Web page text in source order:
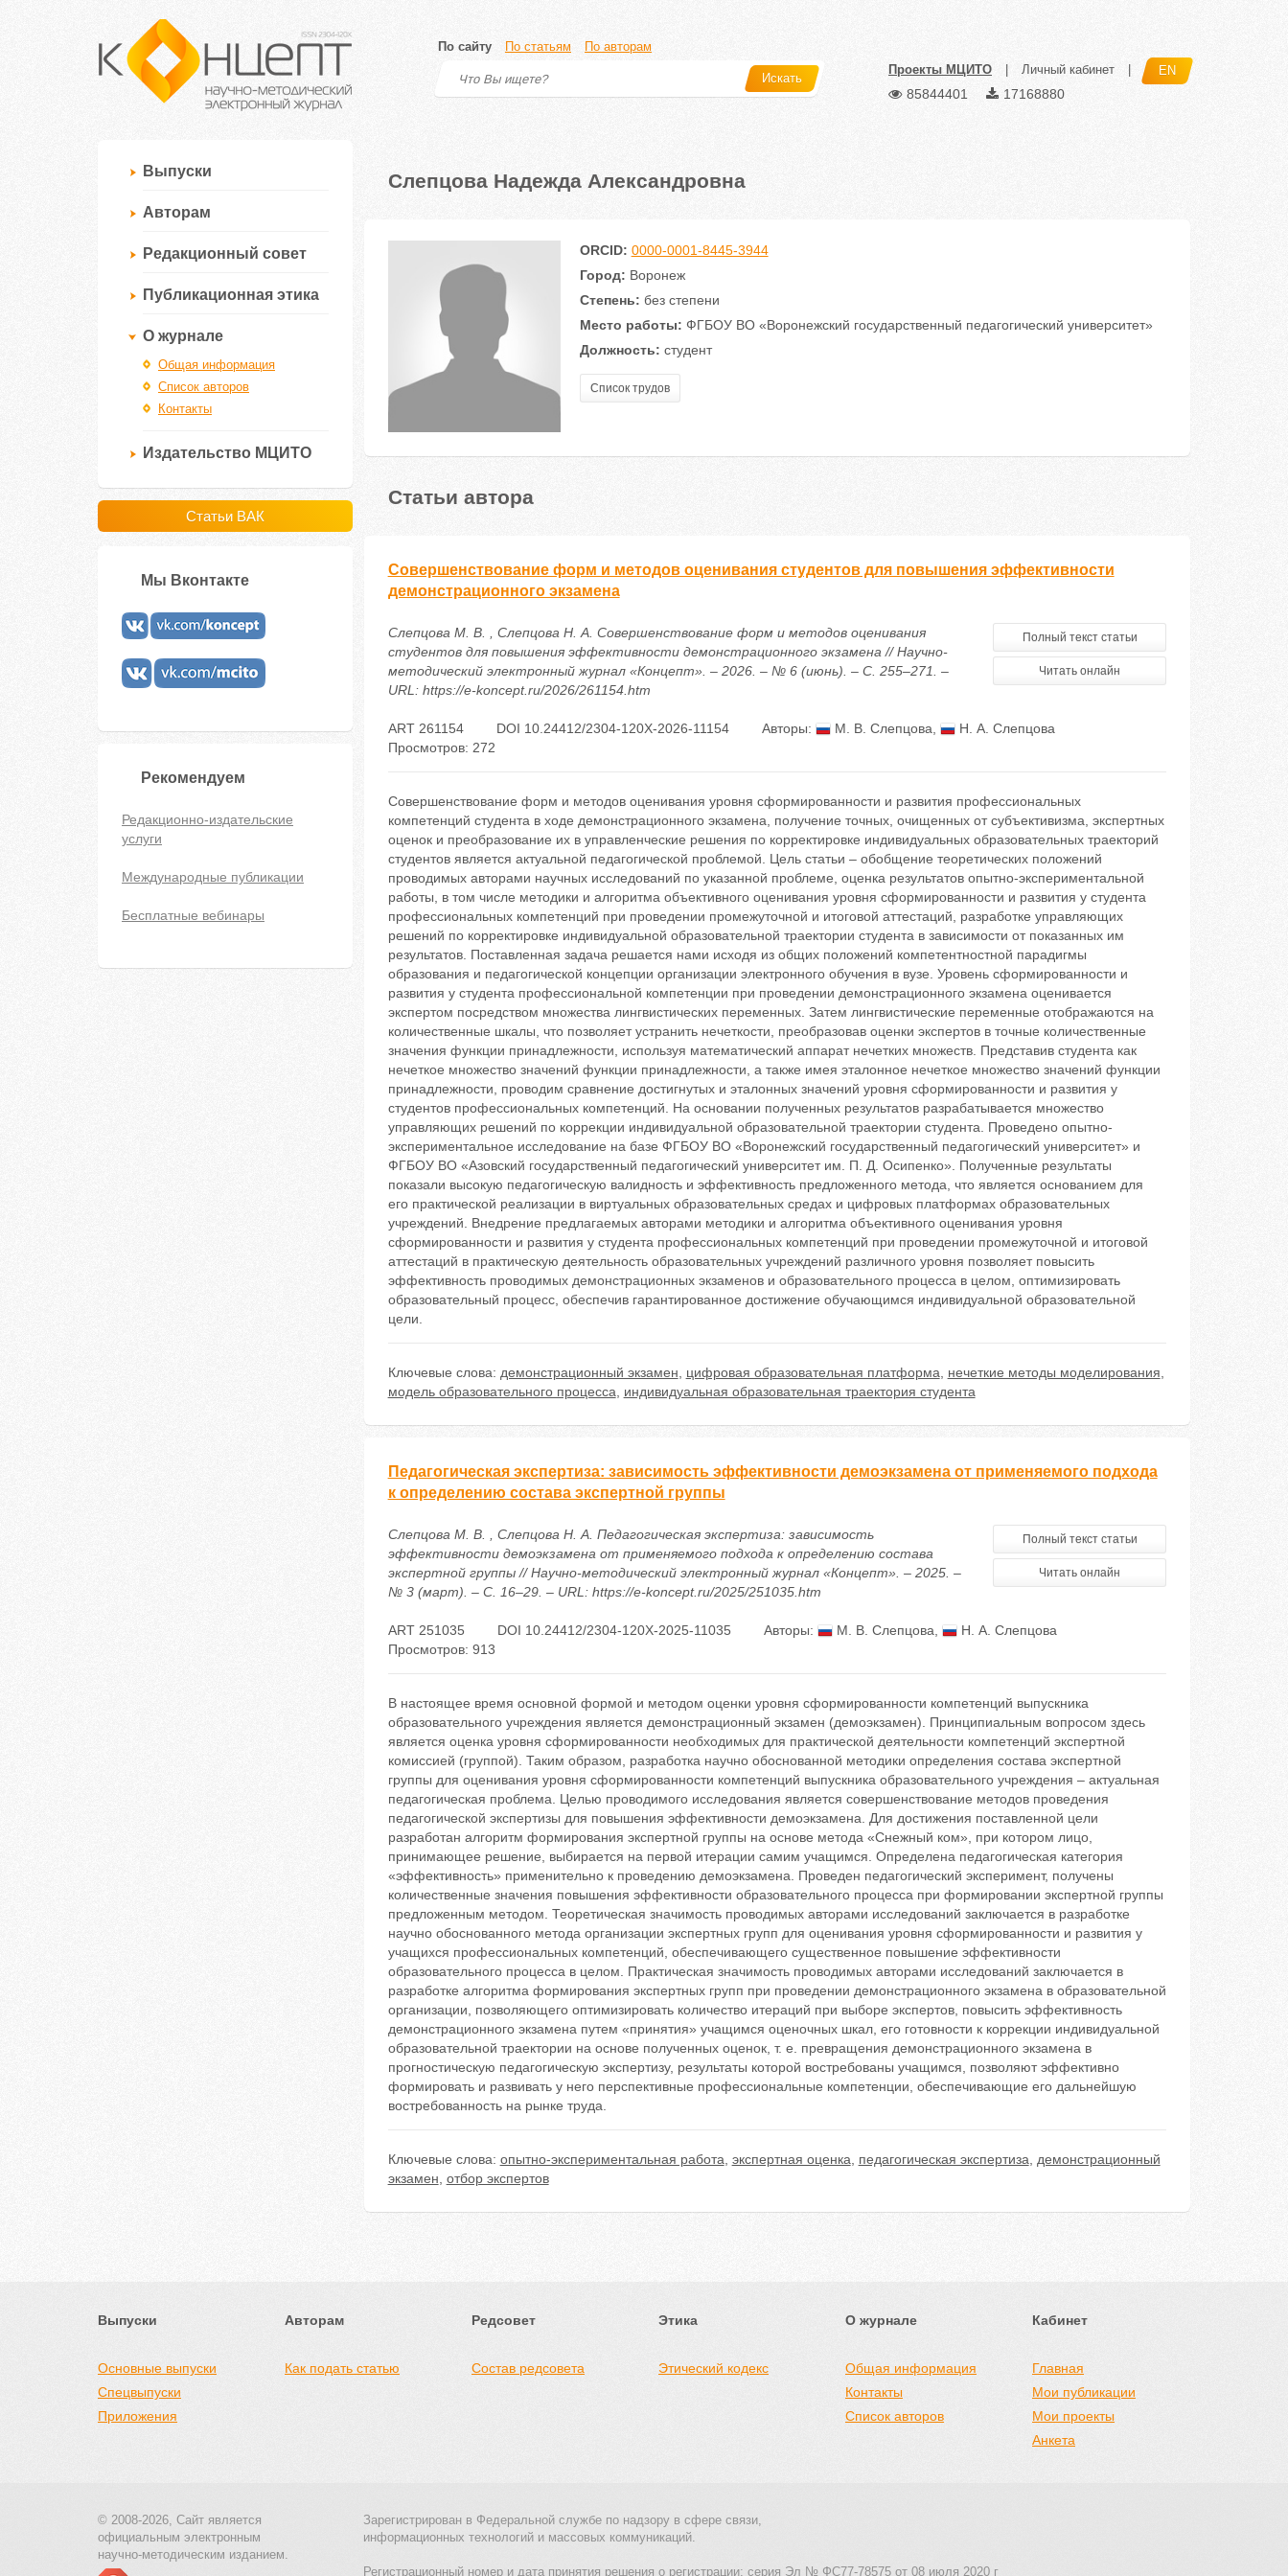
По сайту По статьям По авторам
Искать
Проекты МЦИТО Личный кабинет EN
85844401 17168880
Выпуски
Авторам
Редакционный совет
Публикационная этика
О журнале
Общая информация
Список авторов
Контакты
Издательство МЦИТО
Статьи ВАК
Мы Вконтакте
Рекомендуем
Редакционно-издательские
услуги
Международные публикации
Бесплатные вебинары
Слепцова Надежда Александровна
ORCID: 0000-0001-8445-3944
Город: Воронеж
Степень: без степени
Место работы: ФГБОУ ВО «Воронежский государственный педагогический университет»
Должность: студент
Список трудов
Статьи автора
Совершенствование форм и методов оценивания студентов для повышения эффективности
демонстрационного экзамена
Слепцова М. В. , Слепцова Н. А. Совершенствование форм и методов оценивания
студентов для повышения эффективности демонстрационного экзамена // Научно-
методический электронный журнал «Концепт». – 2026. – № 6 (июнь). – С. 255–271. –
URL: https://e-koncept.ru/2026/261154.htm
Полный текст статьи
Читать онлайн
ART 261154 DOI 10.24412/2304-120X-2026-11154 Авторы: М. В. Слепцова
Н. А. Слепцова
Просмотров: 272
Совершенствование форм и методов оценивания уровня сформированности и развития профессиональных
компетенций студента в ходе демонстрационного экзамена, получение точных, очищенных от субъективизма, экспертных
оценок и преобразование их в управленческие решения по корректировке индивидуальных образовательных траекторий
студентов является актуальной педагогической проблемой. Цель статьи – обобщение теоретических положений
проводимых авторами научных исследований по указанной проблеме, оценка результатов опытно-экспериментальной
работы, в том числе методики и алгоритма объективного оценивания уровня сформированности и развития у студента
профессиональных компетенций при проведении промежуточной и итоговой аттестаций, разработке управляющих
решений по корректировке индивидуальной образовательной траектории студента в зависимости от показанных им
результатов. Поставленная задача решается нами исходя из общих положений компетентностной парадигмы
образования и педагогической концепции организации электронного обучения в вузе. Уровень сформированности и
развития у студента профессиональной компетенции при проведении демонстрационного экзамена оценивается
экспертом посредством множества лингвистических переменных. Затем лингвистические переменные отображаются на
количественные шкалы, что позволяет устранить нечеткости, преобразовав оценки экспертов в точные количественные
значения функции принадлежности, используя математический аппарат нечетких множеств. Представив студента как
нечеткое множество значений функции принадлежности, а также имея эталонное нечеткое множество значений функции
принадлежности, проводим сравнение достигнутых и эталонных значений уровня сформированности и развития у
студентов профессиональных компетенций. На основании полученных результатов разрабатывается множество
управляющих решений по коррекции индивидуальной образовательной траектории студента. Проведено опытно-
экспериментальное исследование на базе ФГБОУ ВО «Воронежский государственный педагогический университет» и
ФГБОУ ВО «Азовский государственный педагогический университет им. П. Д. Осипенко». Полученные результаты
показали высокую педагогическую валидность и эффективность предложенного метода, что является основанием для
его практической реализации в виртуальных образовательных средах и цифровых платформах образовательных
учреждений. Внедрение предлагаемых авторами методики и алгоритма объективного оценивания уровня
сформированности и развития у студента профессиональных компетенций при проведении промежуточной и итоговой
аттестаций в практическую деятельность образовательных учреждений различного уровня позволяет повысить
эффективность проводимых демонстрационных экзаменов и образовательного процесса в целом, оптимизировать
образовательный процесс, обеспечив гарантированное достижение обучающимся индивидуальной образовательной
цели.
Ключевые слова: демонстрационный экзамен цифровая образовательная платформа нечеткие методы моделирования
модель образовательного процесса
индивидуальная образовательная траектория студента
Педагогическая экспертиза: зависимость эффективности демоэкзамена от применяемого подхода
к определению состава экспертной группы
Слепцова М. В. , Слепцова Н. А. Педагогическая экспертиза: зависимость
эффективности демоэкзамена от применяемого подхода к определению состава
экспертной группы // Научно-методический электронный журнал «Концепт». – 2025. –
№ 3 (март). – С. 16–29. – URL: https://e-koncept.ru/2025/251035.htm
Полный текст статьи
Читать онлайн
ART 251035 DOI 10.24412/2304-120X-2025-11035 Авторы: М. В. Слепцова
Н. А. Слепцова
Просмотров: 913
В настоящее время основной формой и методом оценки уровня сформированности компетенций выпускника
образовательного учреждения является демонстрационный экзамен (демоэкзамен). Принципиальным вопросом здесь
является оценка уровня сформированности необходимых для практической деятельности компетенций экспертной
комиссией (группой). Таким образом, разработка научно обоснованной методики определения состава экспертной
группы для оценивания уровня сформированности компетенций выпускника образовательного учреждения – актуальная
педагогическая проблема. Целью проводимого исследования является совершенствование методов проведения
педагогической экспертизы для повышения эффективности демоэкзамена. Для достижения поставленной цели
разработан алгоритм формирования экспертной группы на основе метода «Снежный ком», при котором лицо,
принимающее решение, выбирается на первой итерации самим учащимся. Определена педагогическая категория
«эффективность» применительно к проведению демоэкзамена. Проведен педагогический эксперимент, получены
количественные значения повышения эффективности образовательного процесса при формировании экспертной группы
предложенным методом. Теоретическая значимость проводимых авторами исследований заключается в разработке
научно обоснованного метода организации экспертных групп для оценивания уровня сформированности и развития у
учащихся профессиональных компетенций, обеспечивающего существенное повышение эффективности
образовательного процесса в целом. Практическая значимость проводимых авторами исследований заключается в
разработке алгоритма формирования экспертных групп при проведении демонстрационного экзамена в образовательной
организации, позволяющего оптимизировать количество итераций при выборе экспертов, повысить эффективность
демонстрационного экзамена путем «принятия» учащимся оценочных шкал, его готовности к коррекции индивидуальной
образовательной траектории на основе полученных оценок, т. е. превращения демонстрационного экзамена в
прогностическую педагогическую экспертизу, результаты которой востребованы учащимся, позволяют эффективно
формировать и развивать у него перспективные профессиональные компетенции, обеспечивающие его дальнейшую
востребованность на рынке труда.
Ключевые слова: опытно-экспериментальная работа экспертная оценка педагогическая экспертиза
демонстрационный
экзамен отбор экспертов
Выпуски
Основные выпуски
Спецвыпуски
Приложения
Авторам
Как подать статью
Редсовет
Состав редсовета
Этика
Этический кодекс
О журнале
Общая информация
Контакты
Список авторов
Кабинет
Главная
Мои публикации
Мои проекты
Анкета
© 2008-2026, Сайт является
официальным электронным
научно-методическим изданием.
Зарегистрирован в Федеральной службе по надзору в сфере связи,
информационных технологий и массовых коммуникаций.
Регистрационный номер и дата принятия решения о регистрации: серия Эл № ФС77-78575 от 08 июля 2020 г